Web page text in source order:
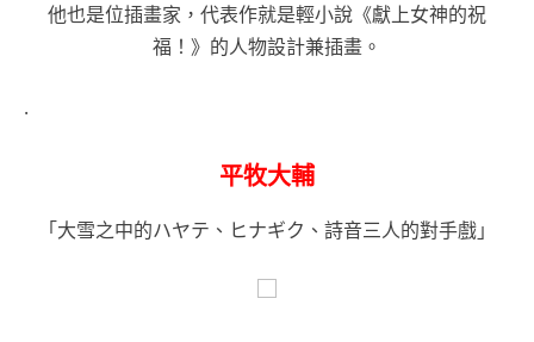
他也是位插畫家，代表作就是輕小說《獻上女神的祝
福！》的人物設計兼插畫。
.
平牧大輔
「大雪之中的ハヤテ、ヒナギク、詩音三人的對手戲」